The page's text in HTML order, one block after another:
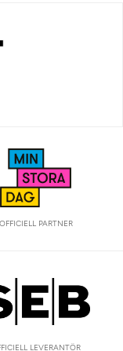
OFFICIELL PARTNER
LEVERANTÖR